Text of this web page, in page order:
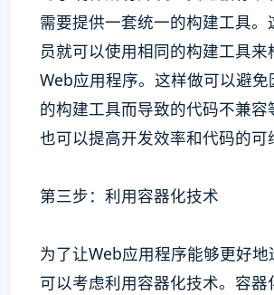
需要提供一套统一的构建工具。
员就可以使用相同的构建工具来
Web应用程序。这样做可以避免
的构建工具而导致的代码不兼容
也可以提高开发效率和代码的可
第三步：利用容器化技术
为了让Web应用程序能够更好地
可以考虑利用容器化技术。容器